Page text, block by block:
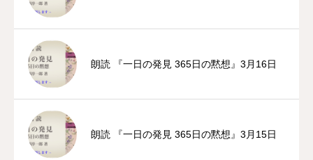
朗読 『一日の発見 365日の黙想』3月16日
朗読 『一日の発見 365日の黙想』3月15日